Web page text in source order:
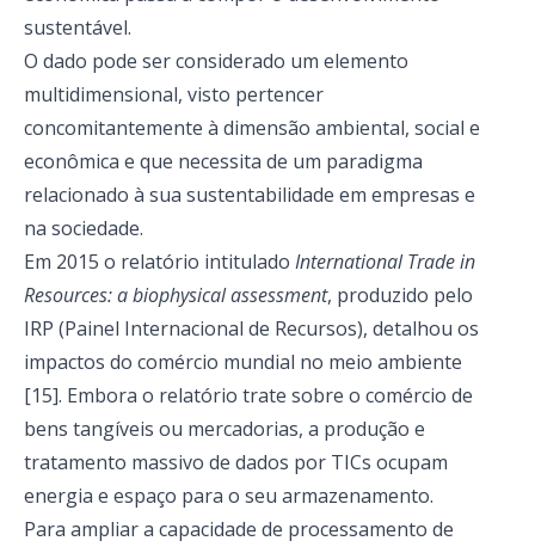
sustentável.
O dado pode ser considerado um elemento
multidimensional, visto pertencer
concomitantemente à dimensão ambiental, social e
econômica e que necessita de um paradigma
relacionado à sua sustentabilidade em empresas e
na sociedade.
Em 2015 o relatório intitulado International Trade in
Resources: a biophysical assessment, produzido pelo
IRP (Painel Internacional de Recursos), detalhou os
impactos do comércio mundial no meio ambiente
[15]. Embora o relatório trate sobre o comércio de
bens tangíveis ou mercadorias, a produção e
tratamento massivo de dados por TICs ocupam
energia e espaço para o seu armazenamento.
Para ampliar a capacidade de processamento de